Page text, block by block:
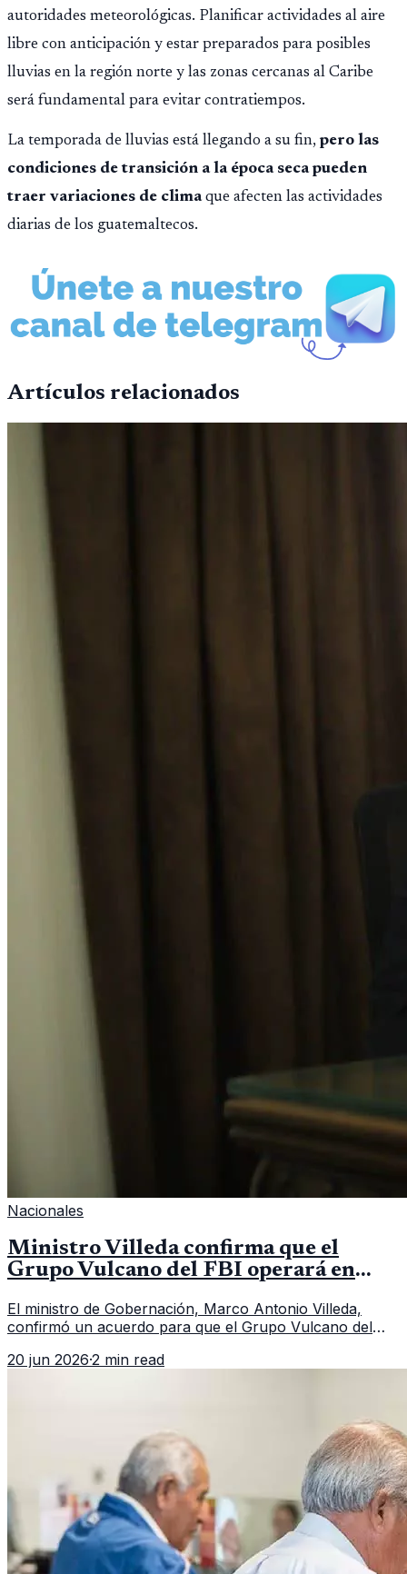
autoridades meteorológicas. Planificar actividades al aire
libre con anticipación y estar preparados para posibles
lluvias en la región norte y las zonas cercanas al Caribe
será fundamental para evitar contratiempos.
La temporada de lluvias está llegando a su fin, pero las
condiciones de transición a la época seca pueden
traer variaciones de climaque afecten las actividades
diarias de los guatemaltecos.
Artículos relacionados
Nacionales
Ministro Villeda confirma que el
Grupo Vulcano del FBI operará en
El ministro de Gobernación, Marco Antonio Villeda,
confirmó un acuerdo para que el Grupo Vulcano del
fallido con la administración anterior del Ministerio
20 jun 2026·2 min read